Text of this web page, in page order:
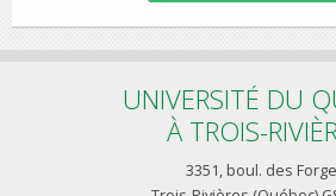
UNIVERSITÉ DU
À TROIS-
3351, boul. des